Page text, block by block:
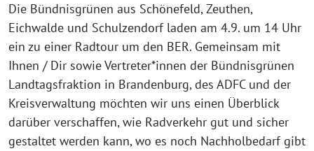
Die Bündnisgrünen aus Schönefeld, Zeuthen,
Eichwalde und Schulzendorf laden am 4.9. um 14 Uhr
ein zu einer Radtour um den BER. Gemeinsam mit
Ihnen / Dir sowie Vertreter*innen der Bündnisgrünen
Landtagsfraktion in Brandenburg, des ADFC und der
Kreisverwaltung möchten wir uns einen Überblick
darüber verschaffen, wie Radverkehr gut und sicher
gestaltet werden kann, wo es noch Nachholbedarf gibt